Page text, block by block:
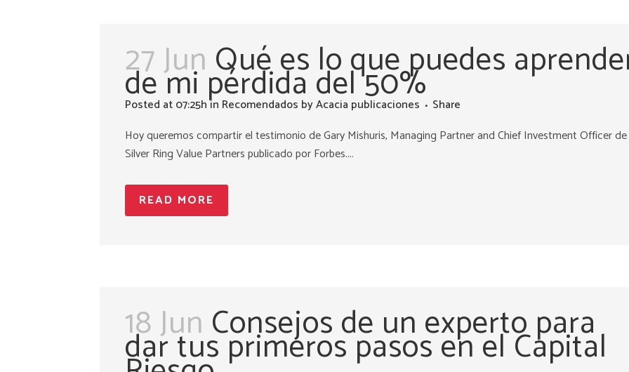
27 Jun Qué es lo que puedes
de mi pérdida del 50%
Posted at 07:25hin Recomendados byAcacia publicaciones
Share
Hoy queremos compartir el testimonio de Gary Mishuris, Managing Partner and Chief Investment Officer de
Silver Ring Value Partners publicado por Forbes....
READ MORE
18 Jun Consejos de un experto para
dar tus primeros pasos en el Capital